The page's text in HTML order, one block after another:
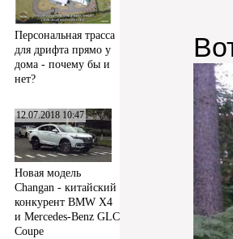
Персональная трасса
для дрифта прямо у
дома - почему бы и
нет?
12.07.2018 10:47
Новая модель
Changan - китайский
конкурент BMW X4
и Mercedes-Benz GLC
Coupe